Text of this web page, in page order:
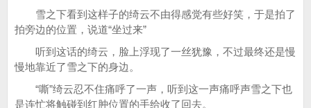
雪之下看到这样子的绮云不由得感觉有些好笑，于是拍了
拍旁边的位置，说道“坐过来”
听到这话的绮云，脸上浮现了一丝犹豫，不过最终还是慢
慢地靠近了雪之下的身边。
“嘶”绮云忍不住痛呼了一声，听到这一声痛呼声雪之下也
是连忙将触碰到红肿位置的手给收了回去。